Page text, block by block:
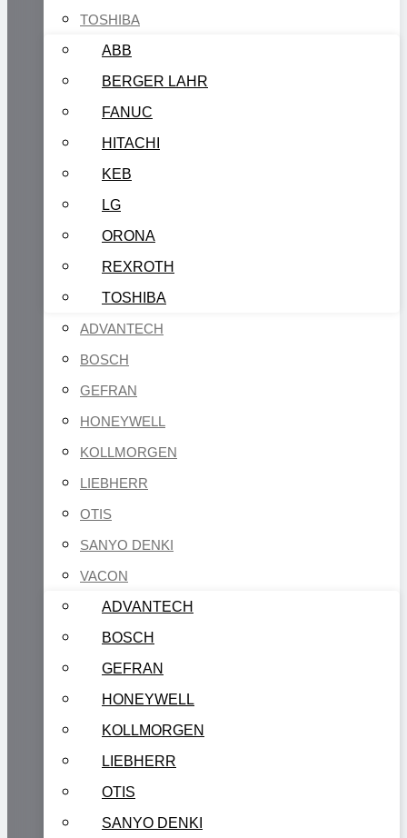
TOSHIBA
ABB
BERGER LAHR
FANUC
HITACHI
KEB
LG
ORONA
REXROTH
TOSHIBA
ADVANTECH
BOSCH
GEFRAN
HONEYWELL
KOLLMORGEN
LIEBHERR
OTIS
SANYO DENKI
VACON
ADVANTECH
BOSCH
GEFRAN
HONEYWELL
KOLLMORGEN
LIEBHERR
OTIS
SANYO DENKI